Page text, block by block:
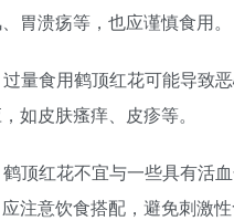
胃溃疡等，也应谨慎食用。
量食用鹤顶红花可能导致
如皮肤瘙痒、皮疹等。
顶红花不宜与一些具有活
注意饮食搭配，避免刺激性